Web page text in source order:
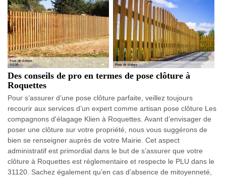
Des conseils de pro en termes de pose clôture à
Roquettes
Pour s’assurer d’une pose clôture parfaite, veillez toujours
recourir aux services d’un expert comme artisan pose clôture Les
compagnons d'élagage Klien à Roquettes. Avant d’envisager de
poser une clôture sur votre propriété, nous vous suggérons de
bien se renseigner auprès de votre Mairie. Cet aspect
administratif est primordial dans le but de s’assurer que votre
clôture à Roquettes est réglementaire et respecte le PLU dans le
31120. Sachez également qu’en cas d’absence de mitoyenneté,